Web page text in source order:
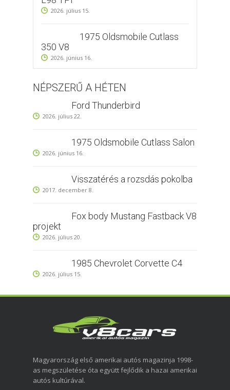
2026. július 15.
1975 Oldsmobile Cutlass
350 V8
2026. június 16.
NÉPSZERŰ A HÉTEN
Ford Thunderbird
2026. július 22.
1975 Oldsmobile Cutlass Salon
2026. június 16.
Visszatérés a rozsdás pokolba
2017. december 8.
Fox body Mustang Fastback V8
projekt
2026. július 20.
1985 Chevrolet Corvette C4
2026. július 15.
Magyarország első amerikai autós magazinja 1998-
as megszületése óta együtt fejlődik a hazai amerikai
autós kultúrával.